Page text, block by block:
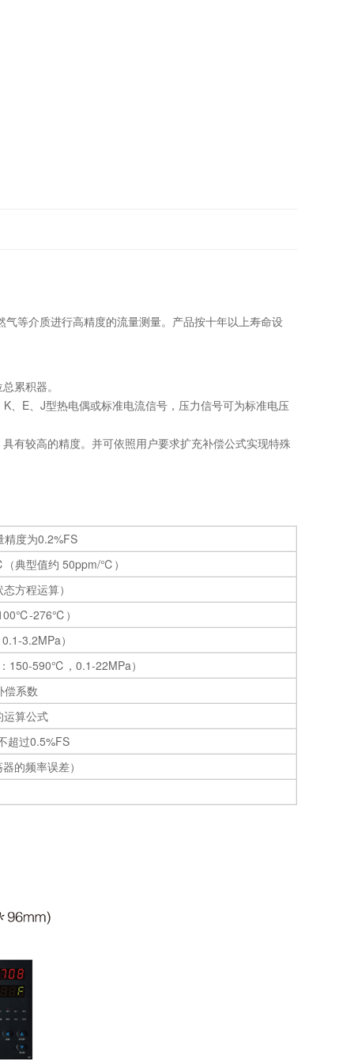
等介质进行高精度的流量测量。产品按十年以上寿命设
累积器。
、E、J型热电偶或标准电流信号，压力信号可为标准电压
有较高的精度。并可依照用户要求扩充补偿公式实现特殊
精度为0.2%FS
典型值约 50ppm/℃）
方程运算）
276℃）
3.2MPa）
150-590℃，0.1-22MPa）
偿系数
运算公式
超过0.5%FS
的频率误差）